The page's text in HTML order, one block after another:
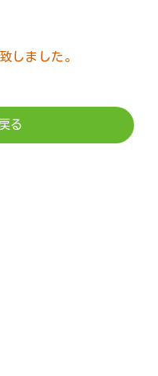
しました。
る